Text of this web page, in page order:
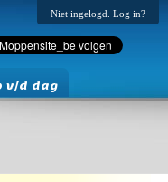
Niet ingelogd. Log in?
v/d dag